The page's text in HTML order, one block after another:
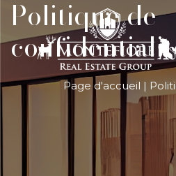
Politique de
Page d'accueil |